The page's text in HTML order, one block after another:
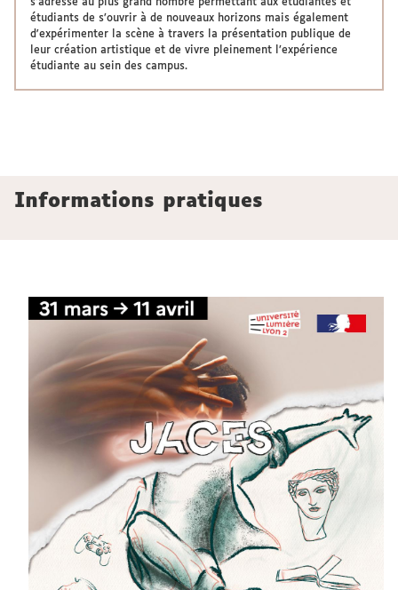
s’adresse au plus grand nombre permettant aux étudiantes et
étudiants de s’ouvrir à de nouveaux horizons mais également
d'expérimenter la scène à travers la présentation publique de
leur création artistique et de vivre pleinement l’expérience
étudiante au sein des campus.
Informations pratiques